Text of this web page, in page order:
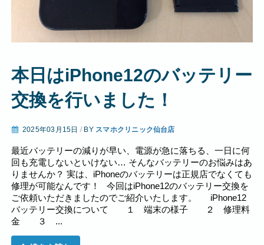
本日はiPhone12のバッテリー
交換を行いました！
2025年03月15日 / BY スマホクリニック仙台店
最近バッテリーの減りが早い、電源が急に落ちる、一日に何
回も充電しないといけない… そんなバッテリーのお悩みはあ
りませんか？ 実は、iPhoneのバッテリーは正規店でなくても
修理が可能なんです！ 今回はiPhone12のバッテリー交換を
ご依頼いただきましたのでご紹介いたします。 iPhone12
バッテリー交換について １ 端末の様子 ２ 修理料
金 ３ ...